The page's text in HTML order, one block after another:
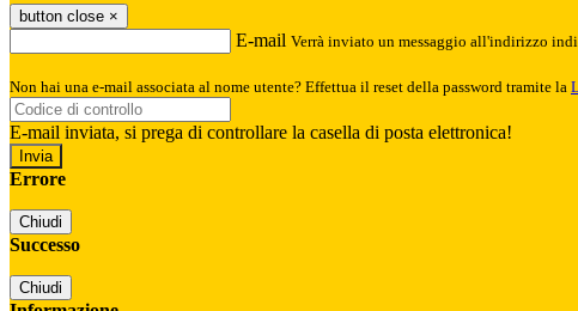
button close ×
E-mail Verrà inviato un messaggio all'indirizzo
Non hai una e-mail associata al nome utente? Effettua il reset della password tramite la
E-mail inviata, si prega di controllare la casella di posta elettronica!
Errore
Chiudi
Successo
Chiudi